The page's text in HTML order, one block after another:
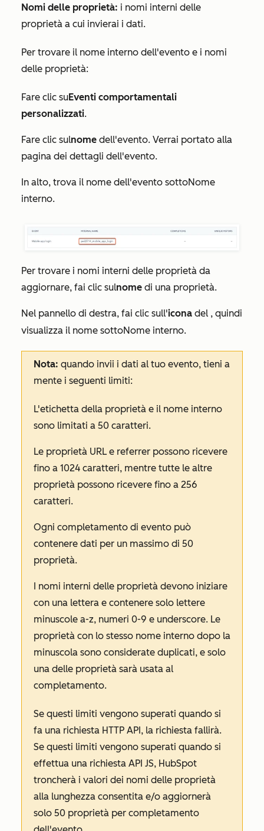
Nomi delle proprietà: i nomi interni delle
proprietà a cui invierai i dati.
Per trovare il nome interno dell'evento e i nomi
delle proprietà:
Fare clic suEventi comportamentali
personalizzati.
Fare clic sulnome dell'evento. Verrai portato alla
pagina dei dettagli dell'evento.
In alto, trova il nome dell'evento sottoNome
interno.
Per trovare i nomi interni delle proprietà da
aggiornare, fai clic sulnome di una proprietà.
Nel pannello di destra, fai clic sull'icona del , quindi
visualizza il nome sottoNome interno.
Nota: quando invii i dati al tuo evento, tieni a
mente i seguenti limiti:
L'etichetta della proprietà e il nome interno
sono limitati a 50 caratteri.
Le proprietà URL e referrer possono ricevere
fino a 1024 caratteri, mentre tutte le altre
proprietà possono ricevere fino a 256
caratteri.
Ogni completamento di evento può
contenere dati per un massimo di 50
proprietà.
I nomi interni delle proprietà devono iniziare
con una lettera e contenere solo lettere
minuscole a-z, numeri 0-9 e underscore. Le
proprietà con lo stesso nome interno dopo la
minuscola sono considerate duplicati, e solo
una delle proprietà sarà usata al
completamento.
Se questi limiti vengono superati quando si
fa una richiesta HTTP API, la richiesta fallirà.
Se questi limiti vengono superati quando si
effettua una richiesta API JS, HubSpot
troncherà i valori dei nomi delle proprietà
alla lunghezza consentita e/o aggiornerà
solo 50 proprietà per completamento